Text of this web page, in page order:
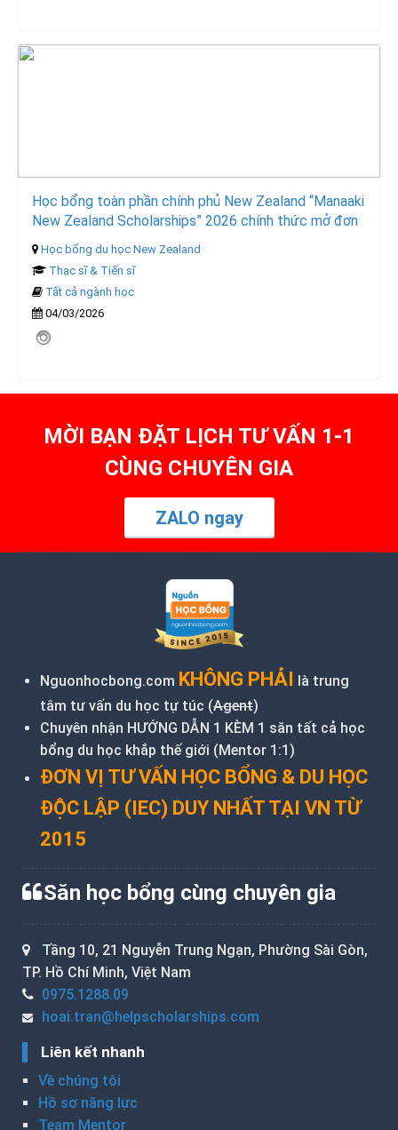
Học bổng toàn phần chính phủ New Zealand “Manaaki
New Zealand Scholarships” 2026 chính thức mở đơn
Học bổng du học New Zealand
Thạc sĩ & Tiến sĩ
Tất cả ngành học
04/03/2026
MỜI BẠN ĐẶT LỊCH TƯ VẤN 1-1
CÙNG CHUYÊN GIA
ZALO ngay
Nguonhocbong.com KHÔNG PHẢI là trung
tâm tư vấn du học tự túc (Agent)
Chuyên nhận HƯỚNG DẪN 1 KÈM 1 săn tất cả học
bổng du học khắp thế giới (Mentor 1:1)
ĐƠN VỊ TƯ VẤN HỌC BỔNG & DU HỌC
ĐỘC LẬP (IEC) DUY NHẤT TẠI VN TỪ
2015
Săn học bổng cùng chuyên gia
Tầng 10, 21 Nguyễn Trung Ngạn, Phường Sài Gòn,
TP. Hồ Chí Minh, Việt Nam
0975.1288.09
hoai.tran@helpscholarships.com
Liên kết nhanh
Về chúng tôi
Hồ sơ năng lực
Team Mentor